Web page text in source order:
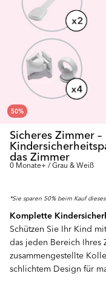
50%
Sicheres Zimmer –
das Zimmer
0 Monate+ / Grau & Weiß
*Sie sparen 50% beim Kauf
Komplette
Schützen Sie Ihr Kind
das jeden Bereich Ihres
zusammengestellte
schlichtem Design für